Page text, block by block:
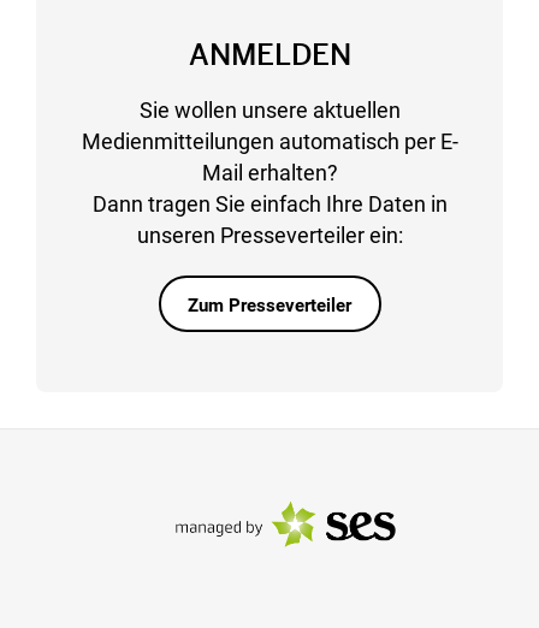
ANMELDEN
Sie wollen unsere aktuellen
Medienmitteilungen automatisch per E-
Mail erhalten?
Dann tragen Sie einfach Ihre Daten in
unseren Presseverteiler ein:
Zum Presseverteiler